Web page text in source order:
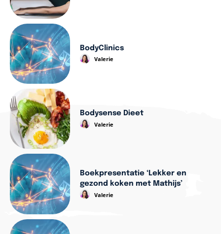
BodyClinics
Valerie
Bodysense Dieet
Valerie
Boekpresentatie ‘Lekker en
gezond koken met Mathijs’
Valerie